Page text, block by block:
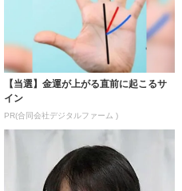
【当選】金運が上がる直前に起こるサ
イン
PR(合同会社デジタルファーム )